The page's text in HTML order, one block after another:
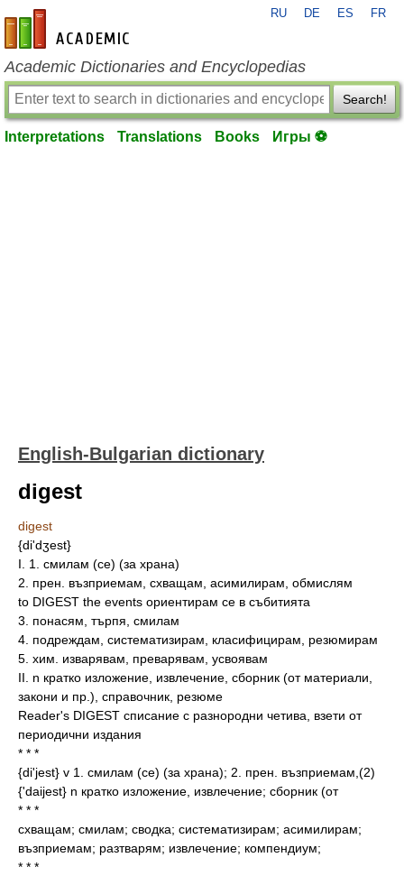
en-academic.com
RU DE ES FR
Academic Dictionaries and Encyclopedias
Search!
Interpretations Translations Books Игры ⚽
English-Bulgarian dictionary
digest
digest
{di'dʒest}
I. 1. смилам (се) (за храна)
2. прен. възприемам, схващам, асимилирам, обмислям
to DIGEST the events ориентирам се в събитията
3. понасям, търпя, смилам
4. подреждам, систематизирам, класифицирам, резюмирам
5. хим. изварявам, преварявам, усвоявам
II. n кратко изложение, извлечение, сборник (от материали,
закони и пр.), справочник, резюме
Reader's DIGEST списание с разнородни четива, взети от
периодични издания
* * *
{di'jest} v 1. смилам (се) (за храна); 2. прен. възприемам,(2)
{'daijest} n кратко изложение, извлечение; сборник (от
* * *
схващам; смилам; сводка; систематизирам; асимилирам;
възприемам; разтварям; извлечение; компендиум;
* * *